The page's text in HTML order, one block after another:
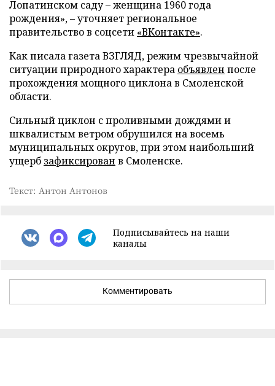
Лопатинском саду – женщина 1960 года
рождения», – уточняет региональное
правительство в соцсети «ВКонтакте».
Как писала газета ВЗГЛЯД, режим чрезвычайной
ситуации природного характера объявлен после
прохождения мощного циклона в Смоленской
области.
Сильный циклон с проливными дождями и
шквалистым ветром обрушился на восемь
муниципальных округов, при этом наибольший
ущерб зафиксирован в Смоленске.
Текст: Антон Антонов
Подписывайтесь на наши
каналы
Комментировать